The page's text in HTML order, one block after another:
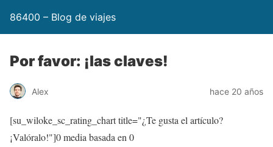
86400 – Blog de viajes
Por favor: ¡las claves!
Alex hace 20 años
[su_wiloke_sc_rating_chart title="¿Te gusta el artículo?
¡Valóralo!"]0media basada en 0